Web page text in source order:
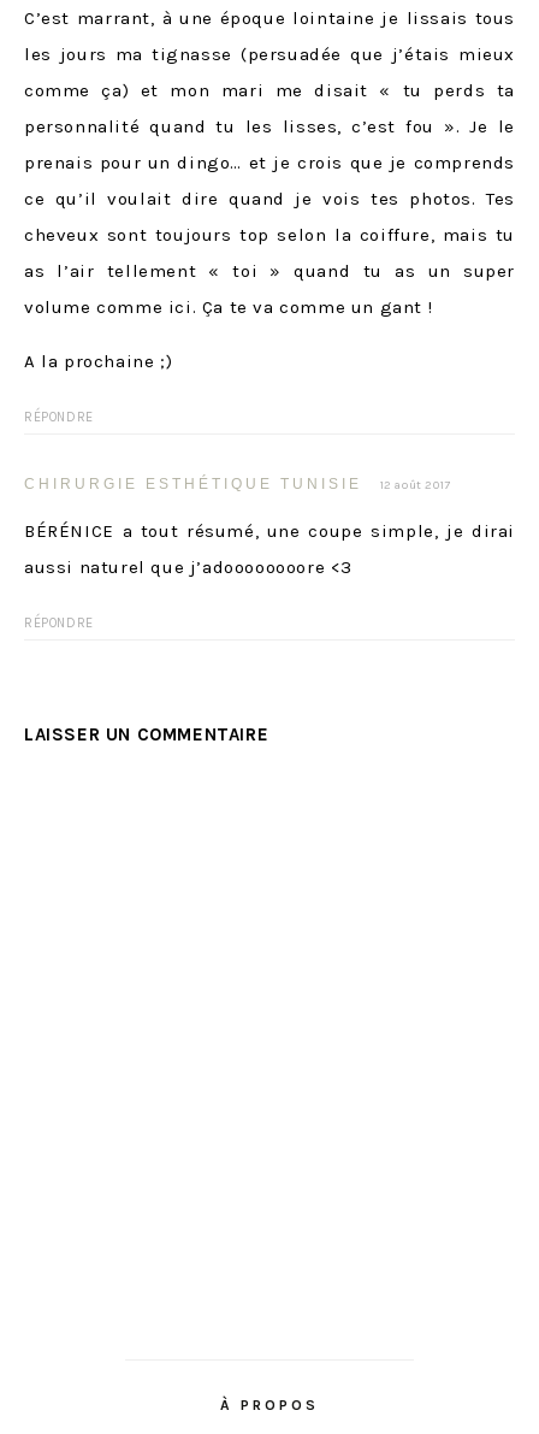
C’est marrant, à une époque lointaine je lissais tous
les jours ma tignasse (persuadée que j’étais mieux
comme ça) et mon mari me disait « tu perds ta
personnalité quand tu les lisses, c’est fou ». Je le
prenais pour un dingo… et je crois que je comprends
ce qu’il voulait dire quand je vois tes photos. Tes
cheveux sont toujours top selon la coiffure, mais tu
as l’air tellement « toi » quand tu as un super
volume comme ici. Ça te va comme un gant !
A la prochaine ;)
RÉPONDRE
CHIRURGIE ESTHÉTIQUE TUNISIE 12 août 2017
BÉRÉNICE a tout résumé, une coupe simple, je dirai
aussi naturel que j’adoooooooore <3
RÉPONDRE
LAISSER UN COMMENTAIRE
À PROPOS